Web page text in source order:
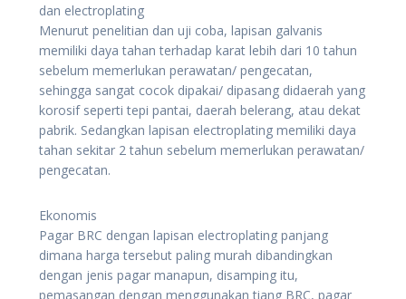
dan electroplating
Menurut penelitian dan uji coba, lapisan galvanis
memiliki daya tahan terhadap karat lebih dari 10 tahun
sebelum memerlukan perawatan/ pengecatan,
sehingga sangat cocok dipakai/ dipasang didaerah yang
korosif seperti tepi pantai, daerah belerang, atau dekat
pabrik. Sedangkan lapisan electroplating memiliki daya
tahan sekitar 2 tahun sebelum memerlukan perawatan/
pengecatan.
Ekonomis
Pagar BRC dengan lapisan electroplating panjang
dimana harga tersebut paling murah dibandingkan
dengan jenis pagar manapun, disamping itu,
pemasangan dengan menggunakan tiang BRC, pagar